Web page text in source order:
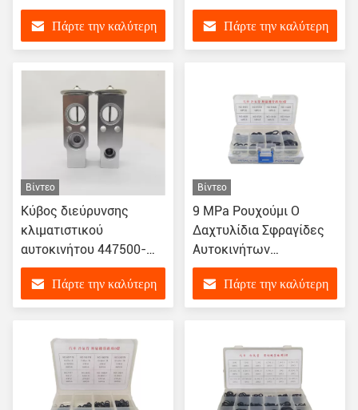
Πάρτε την καλύτερη Πάρτε την καλύτερη
Βίντεο
Κύβος διεύρυνσης
κλιματιστικού
αυτοκινήτου 447500-
1610 8851560150
Πάρτε την καλύτερη
Βίντεο
9 MPa Ρουχούμι O
Δαχτυλίδια Σφραγίδες
Αυτοκινήτων
Κλιματισμός O
Δαχτυλίδια Αντίσταση
σε χημικούς διαλύτες
Πάρτε την καλύτερη